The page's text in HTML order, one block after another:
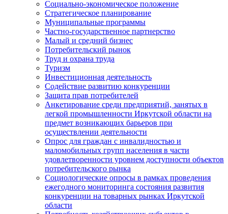
Социально-экономическое положение
Стратегическое планирование
Муниципальные программы
Частно-государственное партнерство
Малый и средний бизнес
Потребительский рынок
Труд и охрана труда
Туризм
Инвестиционная деятельность
Содействие развитию конкуренции
Защита прав потребителей
Анкетирование среди предприятий, занятых в
легкой промышленности Иркутской области на
предмет возникающих барьеров при
осуществлении деятельности
Опрос для граждан с инвалидностью и
маломобильных групп населения в части
удовлетворенности уровнем доступности объектов
потребительского рынка
Социологические опросы в рамках проведения
ежегодного мониторинга состояния развития
конкуренции на товарных рынках Иркутской
области